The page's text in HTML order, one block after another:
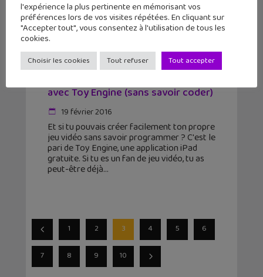
avec Toy Engine (sans savoir coder)
19 février 2016
Et si tu pouvais créer facilement ton propre
jeu vidéo sans savoir programmer ? C'est le
pari de Toy Engine, une application iPad
gratuite. Si tu es un fan de jeu vidéo, tu as
peut-être déjà
1 2 3 4 5 6
7 8 9 10
l'expérience la plus pertinente en mémorisant vos
préférences lors de vos visites répétées. En cliquant sur
"Accepter tout", vous consentez à l'utilisation de tous les
cookies.
Choisir les cookies Tout refuser Tout accepter